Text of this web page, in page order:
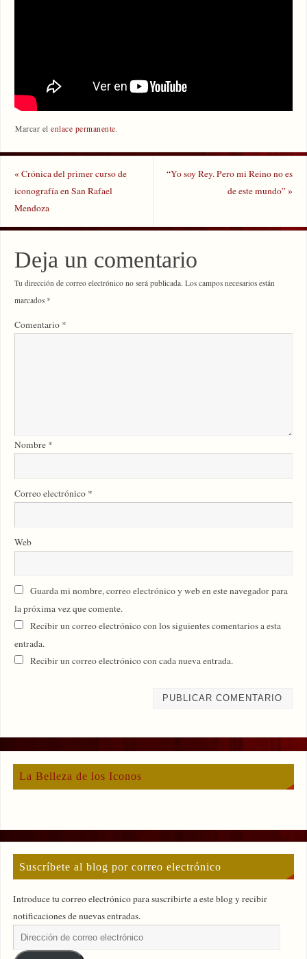
Marcar elenlace permanente.
«Crónica del primer curso de
iconografía en San Rafael
Mendoza
“Yo soy Rey. Pero mi Reino no es
de este mundo”»
Deja un comentario
Tu dirección de correo electrónico no será publicada. Los campos necesarios están
marcados *
Comentario *
Nombre *
Correo electrónico *
Web
Guarda mi nombre, correo electrónico y web en este navegador para
la próxima vez que comente.
Recibir un correo electrónico con los siguientes comentarios a esta
entrada.
Recibir un correo electrónico con cada nueva entrada.
La Belleza de los Iconos
Suscríbete al blog por correo electrónico
Introduce tu correo electrónico para suscribirte a este blog y recibir
notificaciones de nuevas entradas.